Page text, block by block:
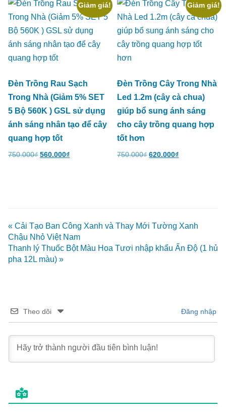
Giảm giá!
Đèn Trồng Rau Sạch
Trong Nhà (Giảm 5% SET
5 Bộ 560K ) GSL sử dụng
ánh sáng nhân tạo để cây
quang hợp tốt
750.000₫ 560.000₫
Giảm giá!
Đèn Trồng Cây Trong Nhà
Led 1.2m (cây cà chua)
giúp bổ sung ánh sáng
cho cây trồng quang hợp
tốt hơn
750.000₫ 620.000₫
« Cải Tạo Ban Công Xanh và Thay Mới Tường Xanh
Chậu Nhỏ Việt Nam
Thanh lý Thuốc Bột Màu Hoa Tươi nhập khẩu Ấn Độ (1 hủ
pha 12L màu) »
Theo dõi Đăng nhập